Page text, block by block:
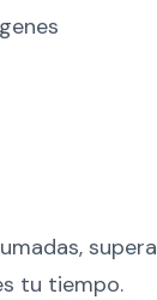
tu tiempo.